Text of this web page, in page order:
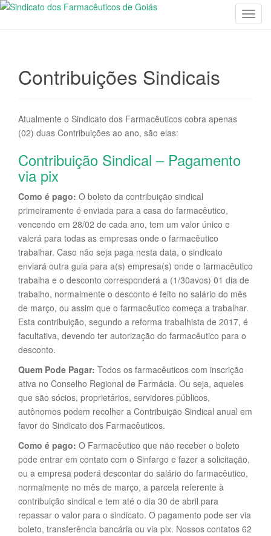
T
Contribuições Sindicais
Atualmente o Sindicato dos Farmacêuticos cobra apenas
(02) duas Contribuições ao ano, são elas:
Contribuição Sindical – Pagamento
via pix
Como é pago: O boleto da contribuição sindical
primeiramente é enviada para a casa do farmacêutico,
vencendo em 28/02 de cada ano, tem um valor único e
valerá para todas as empresas onde o farmacêutico
trabalhar. Caso não seja paga nesta data, o sindicato
enviará outra guia para a(s) empresa(s) onde o farmacêutico
trabalha e o desconto corresponderá a (1/30avos) 01 dia de
trabalho, normalmente o desconto é feito no salário do mês
de março, ou assim que o farmacêutico começa a trabalhar.
Esta contribuição, segundo a reforma trabalhista de 2017, é
facultativa, devendo ter autorização do farmacêutico para o
desconto.
Quem Pode Pagar: Todos os farmacêuticos com inscrição
ativa no Conselho Regional de Farmácia. Ou seja, aqueles
que são sócios, proprietários, servidores públicos,
autônomos podem recolher a Contribuição Sindical anual em
favor do Sindicato dos Farmacêuticos.
Como é pago: O Farmacêutico que não receber o boleto
pode entrar em contato com o Sinfargo e fazer a solicitação,
ou a empresa poderá descontar do salário do farmacêutico,
normalmente no mês de março, a parcela referente à
contribuição sindical e tem até o dia 30 de abril para
repassar o valor para o sindicato. O pagamento pode ser via
boleto, transferência bancária ou via pix. Nossos contatos 62